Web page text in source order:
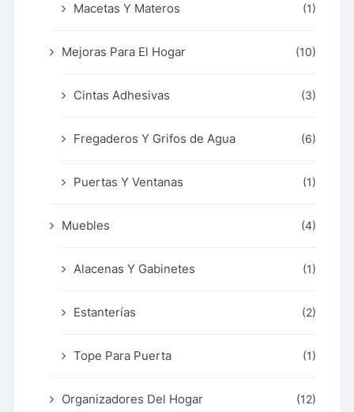
Macetas Y Materos (1)
Mejoras Para El Hogar (10)
Cintas Adhesivas (3)
Fregaderos Y Grifos de Agua (6)
Puertas Y Ventanas (1)
Muebles (4)
Alacenas Y Gabinetes (1)
Estanterías (2)
Tope Para Puerta (1)
Organizadores Del Hogar (12)